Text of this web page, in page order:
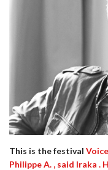
This is the festival
Philippe A. , said Iraka .